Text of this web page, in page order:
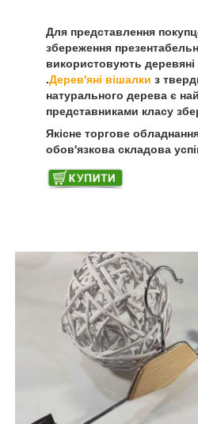
Для представлення
збереження
використовують деревяні
.Дерев'яні вішалки з
натурального дерева є
представниками класу
Якісне торгове
обов'язкова складова